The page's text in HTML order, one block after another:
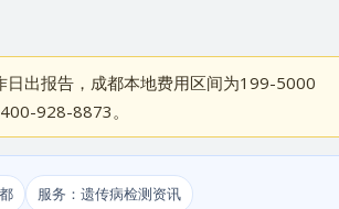
出报告，成都本地费用区间为199-5000
928-8873。
服务：遗传病检测资讯